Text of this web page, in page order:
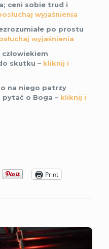
ceni sobie trud i
wyjaśnienia
po prostu
wyjaśnienia
skutku – kliknij i
na niego patrzy
pytać o Boga – kliknij i
Print